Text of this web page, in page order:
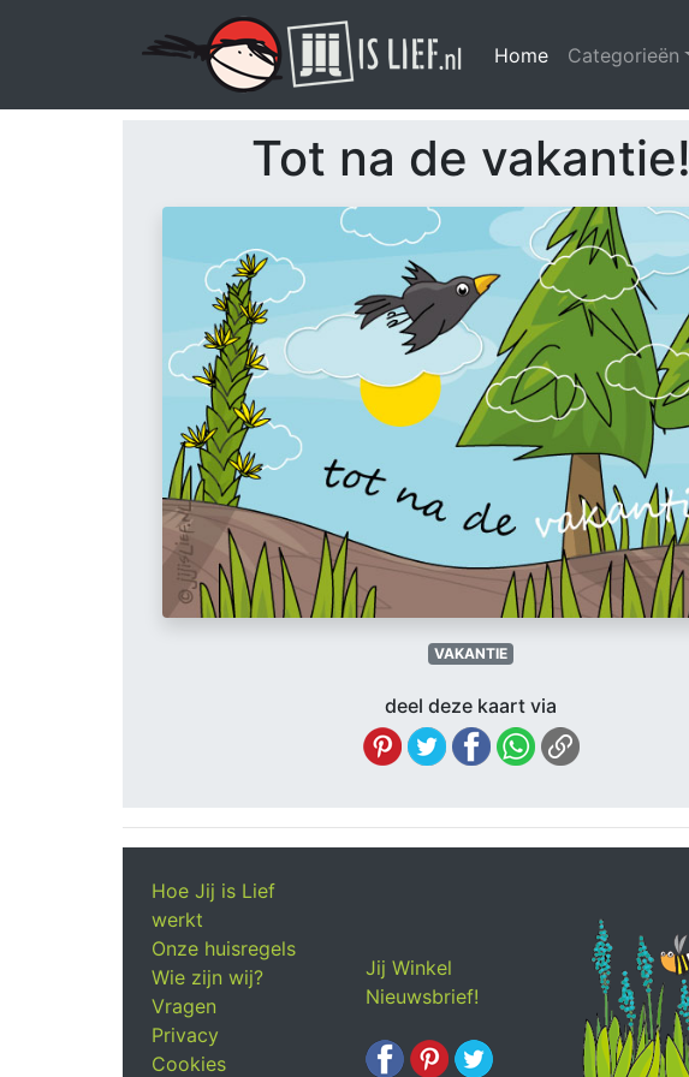
Home (huidige)
Categorieën
Tot na de vakantie!
VAKANTIE
deel deze kaart via
Hoe Jij is Lief
werkt
Onze huisregels
Wie zijn wij?
Vragen
Privacy
Cookies
Jij Winkel
Nieuwsbrief!